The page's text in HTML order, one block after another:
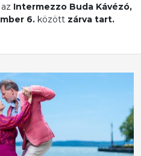
Intermezzo Buda Kávézó,
6. között zárva tart.